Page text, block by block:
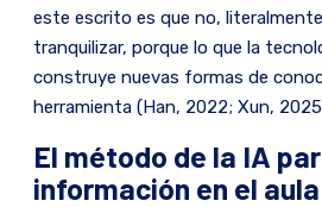
este escrito es que no,
tranquilizar, porque lo que la
construye nuevas formas de
herramienta (Han, 2022; Xun,
El método de la IA
información en el aula